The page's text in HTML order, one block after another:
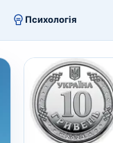
Психологія